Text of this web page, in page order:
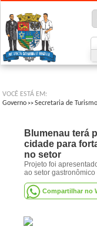
VOCÊ ESTÁ EM:
Governo >>Secretaria de
Blumenau terá
cidade para
no setor
Projeto foi
ao setor
Compartilhar no